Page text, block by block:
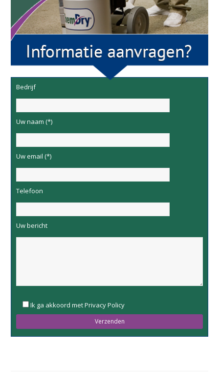
Bedrijf
Uw naam (*)
Uw email (*)
Telefoon
Uw bericht
leave
this
Ik ga akkoord met Privacy Policy